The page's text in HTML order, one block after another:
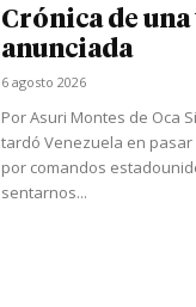
Crónica de
anunciada
6 agosto 2026
Por Asuri Montes de Oca
tardó Venezuela en
por comandos
sentarnos...